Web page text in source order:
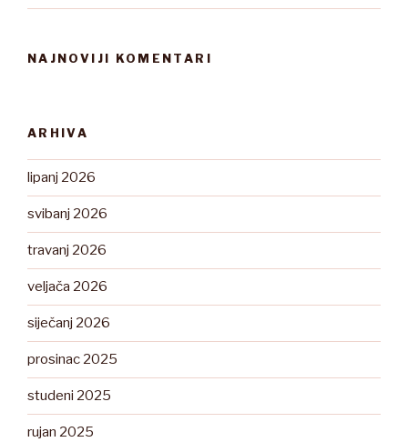
NAJNOVIJI KOMENTARI
ARHIVA
lipanj 2026
svibanj 2026
travanj 2026
veljača 2026
siječanj 2026
prosinac 2025
studeni 2025
rujan 2025